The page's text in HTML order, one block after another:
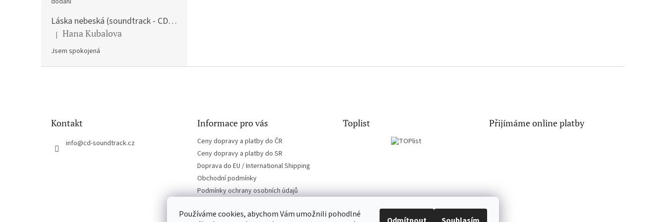
Používáme cookies, abychom Vám umožnili pohodlné
Láska nebeská (soundtrack - CD) Love Actually
Hodnocení produktu je 5 z 5 hvězdiček.
| Hana Kubalova
Jsem spokojená
Kontakt
info@cd-soundtrack.cz
Informace pro vás
Ceny dopravy a platby do ČR
Ceny dopravy a platby do SR
Doprava do EU / International Shipping
Obchodní podmínky
Podmínky ochrany osobních údajů
Toplist Přijímáme online platby